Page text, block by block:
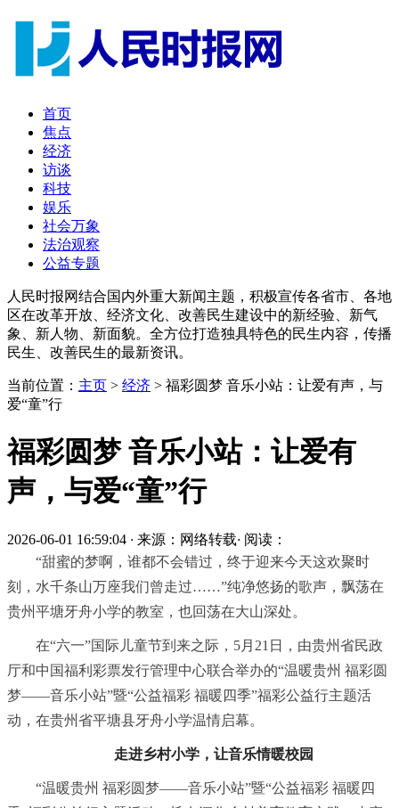
首页
焦点
经济
访谈
科技
娱乐
社会万象
法治观察
公益专题
人民时报网结合国内外重大新闻主题，积极宣传各省市、各地
区在改革开放、经济文化、改善民生建设中的新经验、新气
象、新人物、新面貌。全方位打造独具特色的民生内容，传播
民生、改善民生的最新资讯。
当前位置： 主页 > 经济 > 福彩圆梦 音乐小站：让爱有声，与
爱“童”行
福彩圆梦 音乐小站：让爱有
声，与爱“童”行
2026-06-01 16:59:04 · 来源：网络转载· 阅读：
“甜蜜的梦啊，谁都不会错过，终于迎来今天这欢聚时
刻，水千条山万座我们曾走过……”纯净悠扬的歌声，飘荡在
贵州平塘牙舟小学的教室，也回荡在大山深处。
在“六一”国际儿童节到来之际，5月21日，由贵州省民政
厅和中国福利彩票发行管理中心联合举办的“温暖贵州 福彩圆
梦——音乐小站”暨“公益福彩 福暖四季”福彩公益行主题活
动，在贵州省平塘县牙舟小学温情启幕。
走进乡村小学，让音乐情暖校园
“温暖贵州 福彩圆梦——音乐小站”暨“公益福彩 福暖四